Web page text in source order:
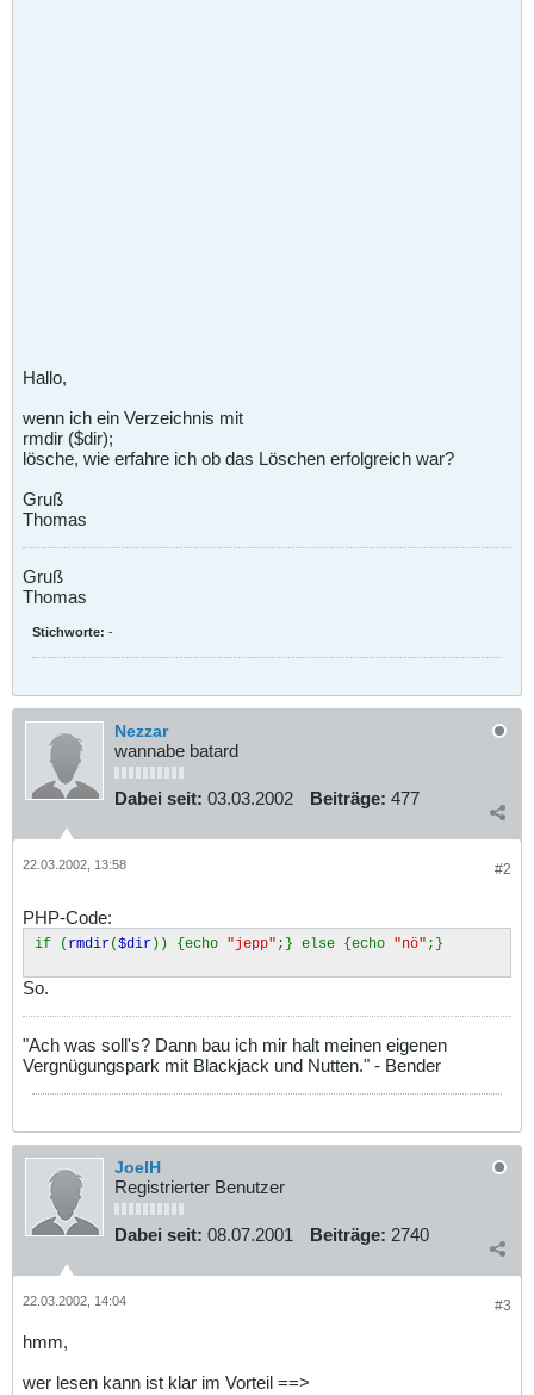
Hallo,
wenn ich ein Verzeichnis mit
rmdir ($dir);
lösche, wie erfahre ich ob das Löschen erfolgreich war?
Gruß
Thomas
Gruß
Thomas
Stichworte: -
Nezzar
wannabe batard
Dabei seit: 03.03.2002 Beiträge: 477
#2
22.03.2002, 13:58
PHP-Code:
if ( rmdir($dir)) {echo "jepp" ;} else {echo "nö" ;}
So.
"Ach was soll's? Dann bau ich mir halt meinen eigenen
Vergnügungspark mit Blackjack und Nutten." - Bender
JoelH
Registrierter Benutzer
Dabei seit: 08.07.2001 Beiträge: 2740
#3
22.03.2002, 14:04
hmm,
wer lesen kann ist klar im Vorteil ==>